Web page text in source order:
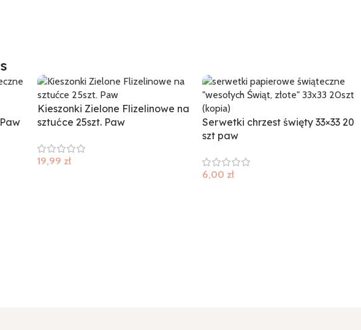
Kieszonki Zielone Flizelinowe na
sztućce 25szt. Paw
19,99 zł
Serwetki chrzest święty 33×33 20
szt paw
6,00 zł